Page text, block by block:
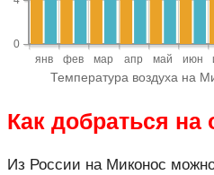
Как добраться
Из России на Миконос